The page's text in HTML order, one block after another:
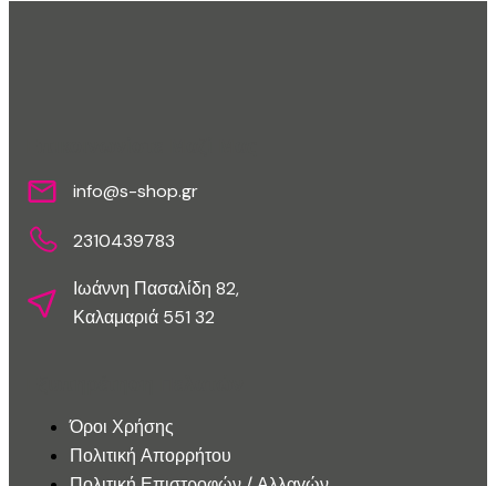
info@s-shop.gr
2310439783
Ιωάννη Πασαλίδη 82,
Καλαμαριά 551 32
Όροι Χρήσης
Πολιτική Απορρήτου